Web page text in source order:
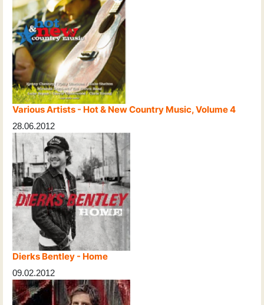
Various Artists - Hot & New Country Music, Volume 4
28.06.2012
Dierks Bentley - Home
09.02.2012